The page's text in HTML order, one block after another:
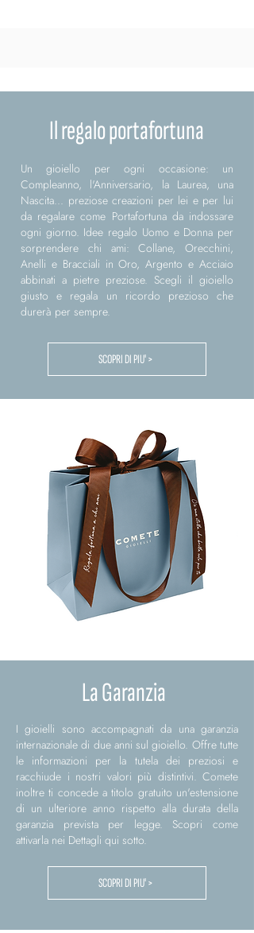
Il regalo portafortuna
Un gioiello per ogni occasione: un
Compleanno, l'Anniversario, la Laurea, una
Nascita... preziose creazioni per lei e per lui
da regalare come Portafortuna da indossare
ogni giorno. Idee regalo Uomo e Donna per
sorprendere chi ami: Collane, Orecchini,
Anelli e Bracciali in Oro, Argento e Acciaio
abbinati a pietre preziose. Scegli il gioiello
giusto e regala un ricordo prezioso che
durerà per sempre.
SCOPRI DI PIU' >
La Garanzia
I gioielli sono accompagnati da una garanzia
internazionale di due anni sul gioiello. Offre tutte
le informazioni per la tutela dei preziosi e
racchiude i nostri valori più distintivi. Comete
inoltre ti concede a titolo gratuito un'estensione
di un ulteriore anno rispetto alla durata della
garanzia prevista per legge. Scopri come
attivarla nei Dettagli qui sotto.
SCOPRI DI PIU' >